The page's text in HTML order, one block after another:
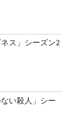
ス」シーズン2
い殺人」シー